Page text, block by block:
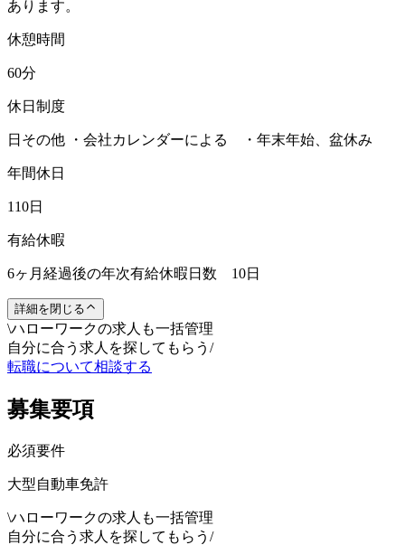
あります。
休憩時間
60分
休日制度
日その他 ・会社カレンダーによる ・年末年始、盆休み
年間休日
110日
有給休暇
6ヶ月経過後の年次有給休暇日数 10日
詳細を閉じる
\ハローワークの求人も一括管理
自分に合う求人を探してもらう /
転職について相談する
募集要項
必須要件
大型自動車免許
\ハローワークの求人も一括管理
自分に合う求人を探してもらう /